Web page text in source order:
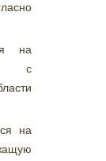
на
с
на